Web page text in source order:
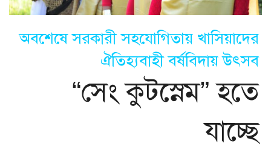
অবশেষে সরকারী সহযোগিতায় খাসিয়াদের
ঐতিহ্যবাহী বর্ষবিদায় উৎসব
“সেং কুটস্নেম” হতে
যাচ্ছে